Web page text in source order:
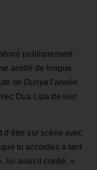
publiquement
amitié de longue
de Dunya l’année
Dua Lipa de leur
sur scène avec
tu accordes à tant
lui avait-il confié. «